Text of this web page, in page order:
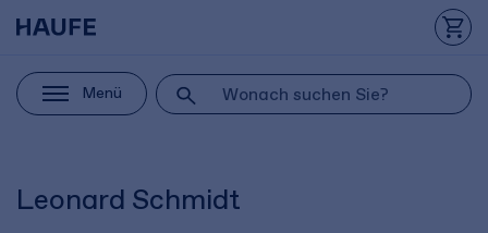
Menü
Leonard Schmidt